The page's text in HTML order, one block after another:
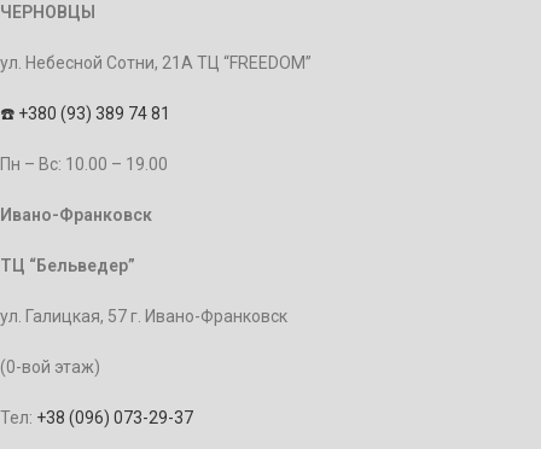
ЧЕРНОВЦЫ
ул. Небесной Сотни, 21А ТЦ “FREEDOM”
☎️ +380 (93) 389 74 81
Пн – Bc: 10.00 – 19.00
Ивано-Франковск
ТЦ “Бельведер”
ул. Галицкая, 57 г. Ивано-Франковск
(0-вой этаж)
Тел: +38 (096) 073-29-37